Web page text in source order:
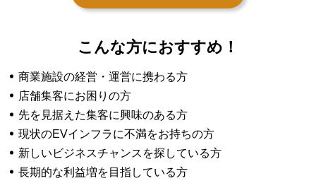
こんな方におすすめ！
商業施設の経営・運営に携わる方
店舗集客にお困りの方
先を見据えた集客に興味のある方
現状のEVインフラに不満をお持ちの方
新しいビジネスチャンスを探している方
長期的な利益増を目指している方